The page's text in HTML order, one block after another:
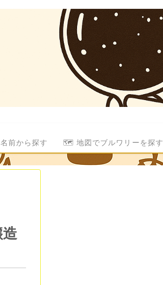
前から探す 🗺️ 地図でブルワリーを探す